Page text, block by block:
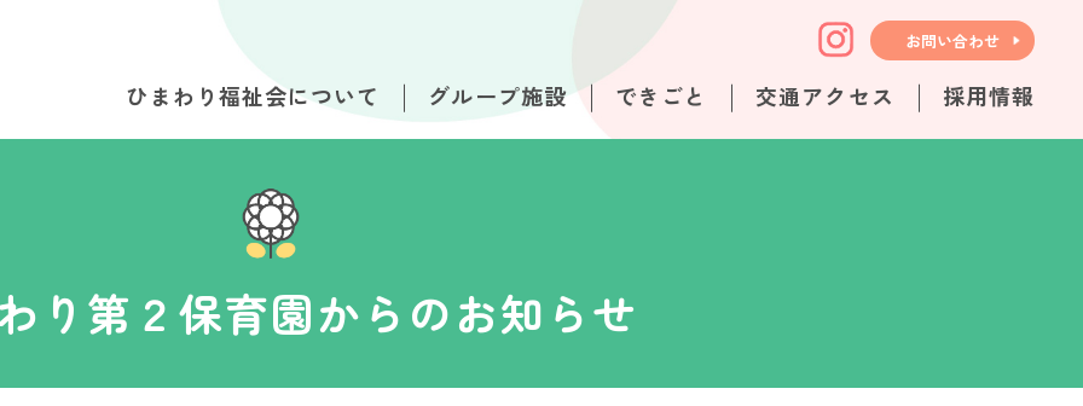
お問い合わせ
ひまわり福祉会について グループ施設 できごと 交通アクセス 採用情報
り第２保育園からのお知らせ